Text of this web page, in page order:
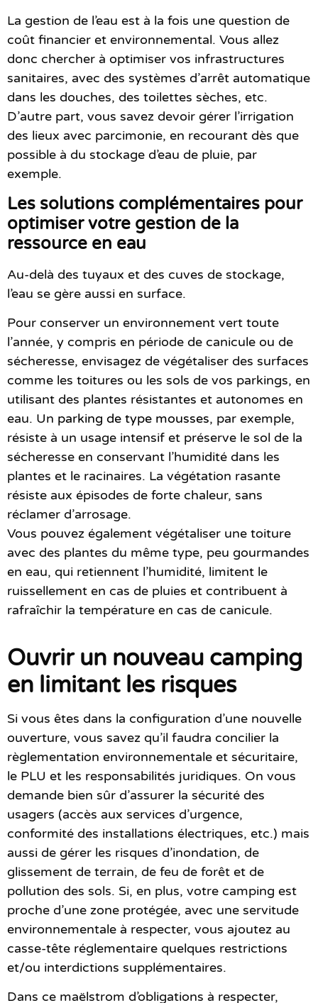
La gestion de l’eau est à la fois une question de
coût financier et environnemental. Vous allez
donc chercher à optimiser vos infrastructures
sanitaires, avec des systèmes d’arrêt automatique
dans les douches, des toilettes sèches, etc.
D’autre part, vous savez devoir gérer l’irrigation
des lieux avec parcimonie, en recourant dès que
possible à du stockage d’eau de pluie, par
exemple.
Les solutions complémentaires pour
optimiser votre gestion de la
ressource en eau
Au-delà des tuyaux et des cuves de stockage,
l’eau se gère aussi en surface.
Pour conserver un environnement vert toute
l’année, y compris en période de canicule ou de
sécheresse, envisagez de végétaliser des surfaces
comme les toitures ou les sols de vos parkings, en
utilisant des plantes résistantes et autonomes en
eau. Un parking de type mousses, par exemple,
résiste à un usage intensif et préserve le sol de la
sécheresse en conservant l’humidité dans les
plantes et le racinaires. La végétation rasante
résiste aux épisodes de forte chaleur, sans
réclamer d’arrosage.
Vous pouvez également végétaliser une toiture
avec des plantes du même type, peu gourmandes
en eau, qui retiennent l’humidité, limitent le
ruissellement en cas de pluies et contribuent à
rafraîchir la température en cas de canicule.
Ouvrir un nouveau camping
en limitant les risques
Si vous êtes dans la configuration d’une nouvelle
ouverture, vous savez qu’il faudra concilier la
règlementation environnementale et sécuritaire,
le PLU et les responsabilités juridiques. On vous
demande bien sûr d’assurer la sécurité des
usagers (accès aux services d’urgence,
conformité des installations électriques, etc.) mais
aussi de gérer les risques d’inondation, de
glissement de terrain, de feu de forêt et de
pollution des sols. Si, en plus, votre camping est
proche d’une zone protégée, avec une servitude
environnementale à respecter, vous ajoutez au
casse-tête réglementaire quelques restrictions
et/ou interdictions supplémentaires.
Dans ce maëlstrom d’obligations à respecter,